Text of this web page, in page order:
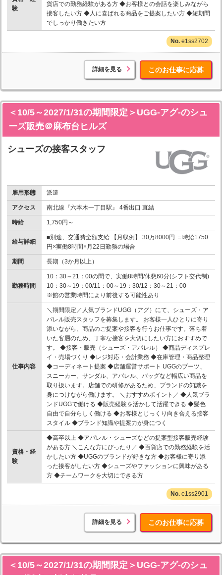
験
貨店での勤務経験がある方 ◆お客様との会話を楽しみながら
接客したい方 ◆人に喜ばれる商品をご提案したい方 ◆短期間
でしっかり働きたい方
e1ss2702
詳細を見る このお仕事に応募
＜10/5～2027/1/31の期間限定＞UGG-アグ-のシュ
ーズ販売＠麻布台ヒルズ
シューズの接客スタッフ
雇用形態 派遣
アクセス 南北線『六本木一丁目駅』 4番出口 直結
時給 1,750円～
給与詳細
■別途、交通費全額支給 【月収例】 30万8000円 ＝時給1750
円×実働8時間×月22日勤務の場合
期間 長期（3か月以上）
勤務時間
10：30～21：00の間で、実働8時間/休憩60分(シフト交代制)
10：30～19：00/11：00～19：30/12：30～21：00
※館の営業時間により前後する可能性あり
仕事内容
＼期間限定／人気ブランドUGG（アグ）にて、シューズ・ア
パレル販売スタッフを募集します。 お客様一人ひとりに寄り
添いながら、商品のご提案や接客を行うお仕事です。落ち着
いた客層のため、丁寧な接客を大切にしたい方におすすめで
す。 ◆接客・販売（シューズ・アパレル） ◆商品ディスプレ
イ・売場づくり ◆レジ対応・会計業務 ◆在庫管理・商品整理
◆コーディネート提案 ◆店舗運営サポート UGGのブーツ、
スニーカー、サンダル、アパレル、バッグなど幅広い商品を
取り扱います。店舗での研修があるため、ブランドの知識を
身につけながら働けます。 ＼おすすめポイント／ ◆人気ブラ
ンドUGGで働ける ◆販売経験を活かして活躍できる ◆髪色
自由で自分らしく働ける ◆お客様とじっくり向き合える接客
スタイル ◆ブランド知識や提案力が身につく
資格・経
験
◆高卒以上 ◆アパレル・シューズなどの提案型接客販売経験
がある方 ＼こんな方にぴったり／ ◆百貨店での勤務経験を活
かしたい方 ◆UGGのブランドが好きな方 ◆お客様に寄り添
った接客がしたい方 ◆シューズやファッションに興味がある
方 ◆チームワークを大切にできる方
e1ss2901
詳細を見る このお仕事に応募
＜10/5～2027/1/31の期間限定＞UGG-アグ-のシュ